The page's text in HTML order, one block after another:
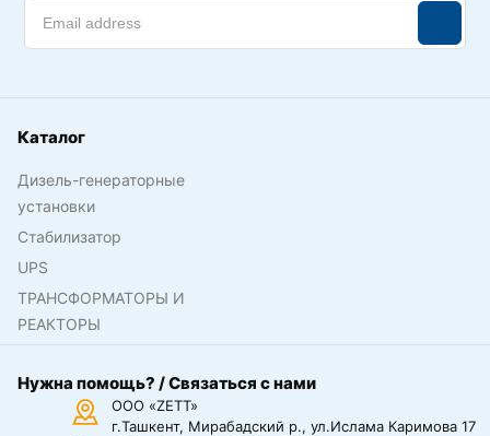
Каталог
Дизель-генераторные
установки
Стабилизатор
UPS
ТРАНСФОРМАТОРЫ И
РЕАКТОРЫ
Нужна помощь? / Связаться с нами
ООО «ZETT»
г.Ташкент, Мирабадский р., ул.Ислама Каримова 17